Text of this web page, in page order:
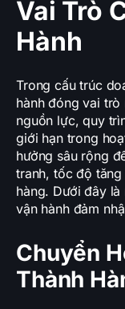
Vai Trò
Hành
Trong cấu trúc
hành đóng vai
nguồn lực, quy
giới hạn trong
hưởng sâu rộng
tranh, tốc độ
hàng. Dưới đây
vận hành đảm
Chuyển
Thành